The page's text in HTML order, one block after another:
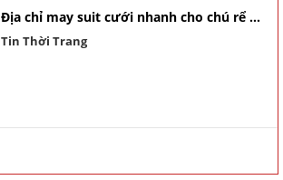
Địa chỉ may suit cưới nhanh cho chú rể ...
Tin Thời Trang